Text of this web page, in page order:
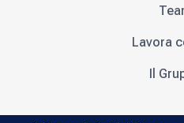
Lavora
Il